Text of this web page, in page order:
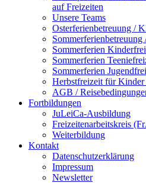
auf Freizeiten
Unsere Teams
Osterferienbetreuung /
Sommerferienbetreuung
Sommerferien
Sommerferien
Sommerferien
Herbstfreizeit für
AGB /
Fortbildungen
JuLeiCa-Ausbildung
Freizeitenarbeitskreis
Weiterbildung
Kontakt
Datenschutzerklärung
Impressum
Newsletter